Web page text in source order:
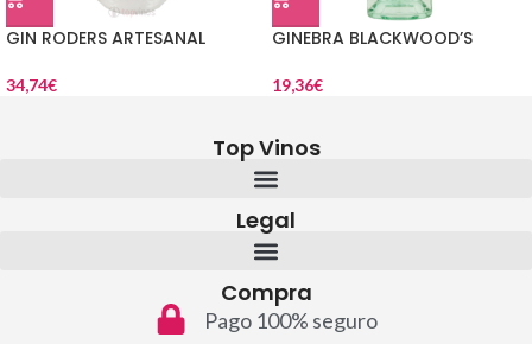
GIN RODERS ARTESANAL
34,74€
GINEBRA BLACKWOOD’S
19,36€
Top Vinos
Legal
Compra
Pago 100% seguro